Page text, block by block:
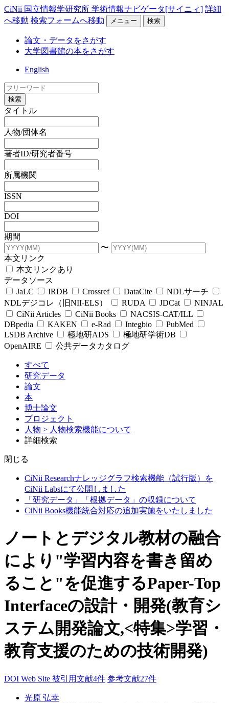
CiNii 国立情報学研究所 学術情報ナビゲータ[サイニィ] 詳細
へ移動 検索フォームへ移動 メニュー 検索
論文・データをさがす
大学図書館の本をさがす
English
検索
タイトル
人物/団体名
著者ID/研究者番号
所属機関
ISSN
DOI
期間
〜
本文リンク
本文リンクあり
データソース
JaLC
IRDB Crossref DataCite
NDLサーチ
NDLデジコレ（旧NII-ELS）
RUDA JDCat
NINJAL
CiNii Articles
CiNii Books
NACSIS-CAT/ILL
DBpedia
KAKEN e-Rad Integbio
PubMed
LSDB Archive
極地研ADS
極地研学術DB
OpenAIRE
公共データカタログ
すべて
研究データ
論文
本
博士論文
プロジェクト
人物 > 人物検索機能について
詳細検索
閉じる
CiNii Researchナレッジグラフ検索機能（試行版）を
CiNii Labsにて公開しました
「研究データ」「根拠データ」の収録について
CiNii Books機能統合対応の追加実施をいたしました
ノートとデジタル教材の融合
により"学習内容を書き留め
ること"を促進するPaper-Top
Interfaceの設計・開発(教育シ
ステム開発論文,<特集>学習・
教育支援のための技術開発)
DOI Web Site 被引用文献4件 参考文献27件
光原 弘幸